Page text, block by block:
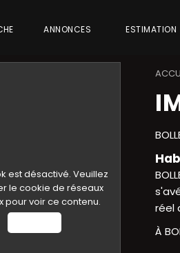
ANNONCES ESTIMATION
est désactivé. Veuillez
le cookie de réseaux
pour voir ce contenu.
réel
À